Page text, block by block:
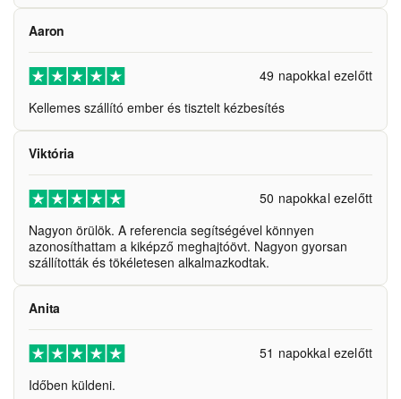
Aaron
49 napokkal ezelőtt
Kellemes szállító ember és tisztelt kézbesítés
Viktória
50 napokkal ezelőtt
Nagyon örülök. A referencia segítségével könnyen
azonosíthattam a kiképző meghajtóövt. Nagyon gyorsan
szállították és tökéletesen alkalmazkodtak.
Anita
51 napokkal ezelőtt
Időben küldeni.